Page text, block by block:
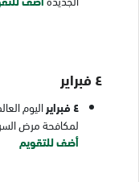
٤ فبراير
٤ فبراير
اليوم
لمكافحة مرض
أضف للتقويم